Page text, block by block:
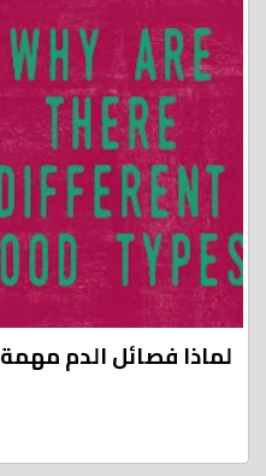
لماذا فصائل الدم مهمة